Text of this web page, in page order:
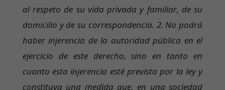
al respeto de su vida privada y familiar, de su
domicilio y de su correspondencia. 2. No podrá
haber injerencia de la autoridad pública en el
ejercicio de este derecho, sino en tanto en
cuanto esta injerencia esté prevista por la ley y
constituya una medida que, en una sociedad